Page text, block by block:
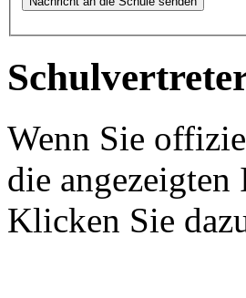
Wenn Sie
die
Klicken Sie